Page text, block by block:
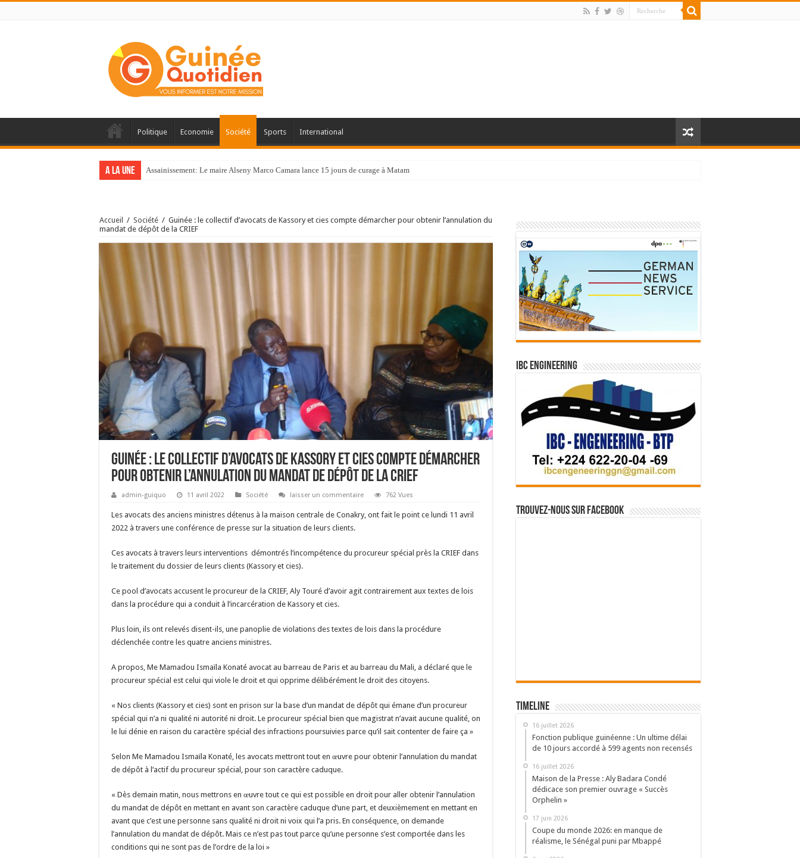
Politique Economie Société Sports International
A la une Assainissement: Le maire Alseny Marco Camara lance 15 jours de curage à Matam
Accueil / Société / Guinée : le collectif d’avocats de Kassory et cies compte démarcher pour obtenir l’annulation du
mandat de dépôt de la CRIEF
Guinée : le collectif d’avocats de Kassory et cies compte démarcher
pour obtenir l’annulation du mandat de dépôt de la CRIEF
admin-guiquo 11 avril 2022 Société laisser un commentaire 762 Vues
Les avocats des anciens ministres détenus à la maison centrale de Conakry, ont fait le point ce lundi 11 avril
2022 à travers une conférence de presse sur la situation de leurs clients.
Ces avocats à travers leurs interventions démontrés l’incompétence du procureur spécial près la CRIEF dans
le traitement du dossier de leurs clients (Kassory et cies).
Ce pool d’avocats accusent le procureur de la CRIEF, Aly Touré d’avoir agit contrairement aux textes de lois
dans la procédure qui a conduit à l’incarcération de Kassory et cies.
Plus loin, ils ont relevés disent-ils, une panoplie de violations des textes de lois dans la procédure
déclenchée contre les quatre anciens ministres.
A propos, Me Mamadou Ismaïla Konaté avocat au barreau de Paris et au barreau du Mali, a déclaré que le
procureur spécial est celui qui viole le droit et qui opprime délibérément le droit des citoyens.
« Nos clients (Kassory et cies) sont en prison sur la base d’un mandat de dépôt qui émane d’un procureur
spécial qui n’a ni qualité ni autorité ni droit. Le procureur spécial bien que magistrat n’avait aucune qualité, on
le lui dénie en raison du caractère spécial des infractions poursuivies parce qu’il sait contenter de faire ça »
Selon Me Mamadou Ismaïla Konaté, les avocats mettront tout en œuvre pour obtenir l’annulation du mandat
de dépôt à l’actif du procureur spécial, pour son caractère caduque.
« Dès demain matin, nous mettrons en œuvre tout ce qui est possible en droit pour aller obtenir l’annulation
du mandat de dépôt en mettant en avant son caractère caduque d’une part, et deuxièmement en mettant en
avant que c’est une personne sans qualité ni droit ni voix qui l’a pris. En conséquence, on demande
l’annulation du mandat de dépôt. Mais ce n’est pas tout parce qu’une personne s’est comportée dans les
conditions qui ne sont pas de l’ordre de la loi »
IBC Engineering
Trouvez-nous sur Facebook
Timeline
16 juillet 2026
Fonction publique guinéenne : Un ultime délai
de 10 jours accordé à 599 agents non recensés
16 juillet 2026
Maison de la Presse : Aly Badara Condé
dédicace son premier ouvrage « Succès
Orphelin »
17 juin 2026
Coupe du monde 2026: en manque de
réalisme, le Sénégal puni par Mbappé